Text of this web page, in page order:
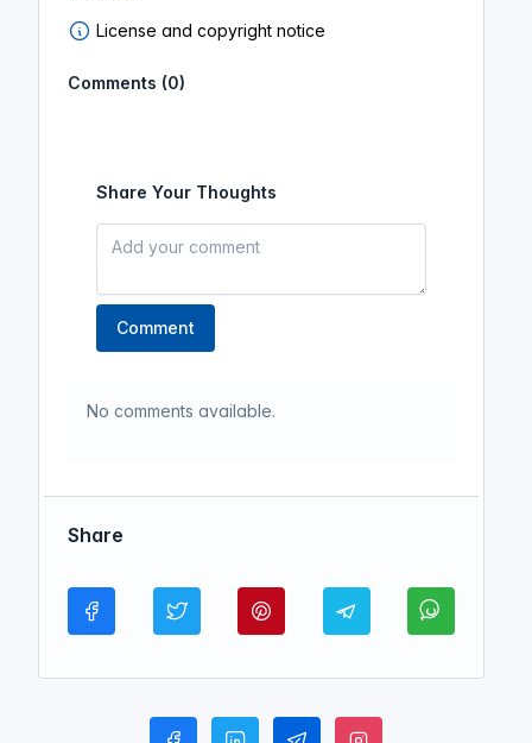
License and copyright notice
Comments (0)
Share Your Thoughts
Comment
No comments available.
Share